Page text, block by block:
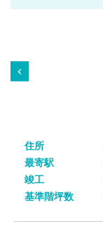
住所
最寄駅
竣工
基準階坪数